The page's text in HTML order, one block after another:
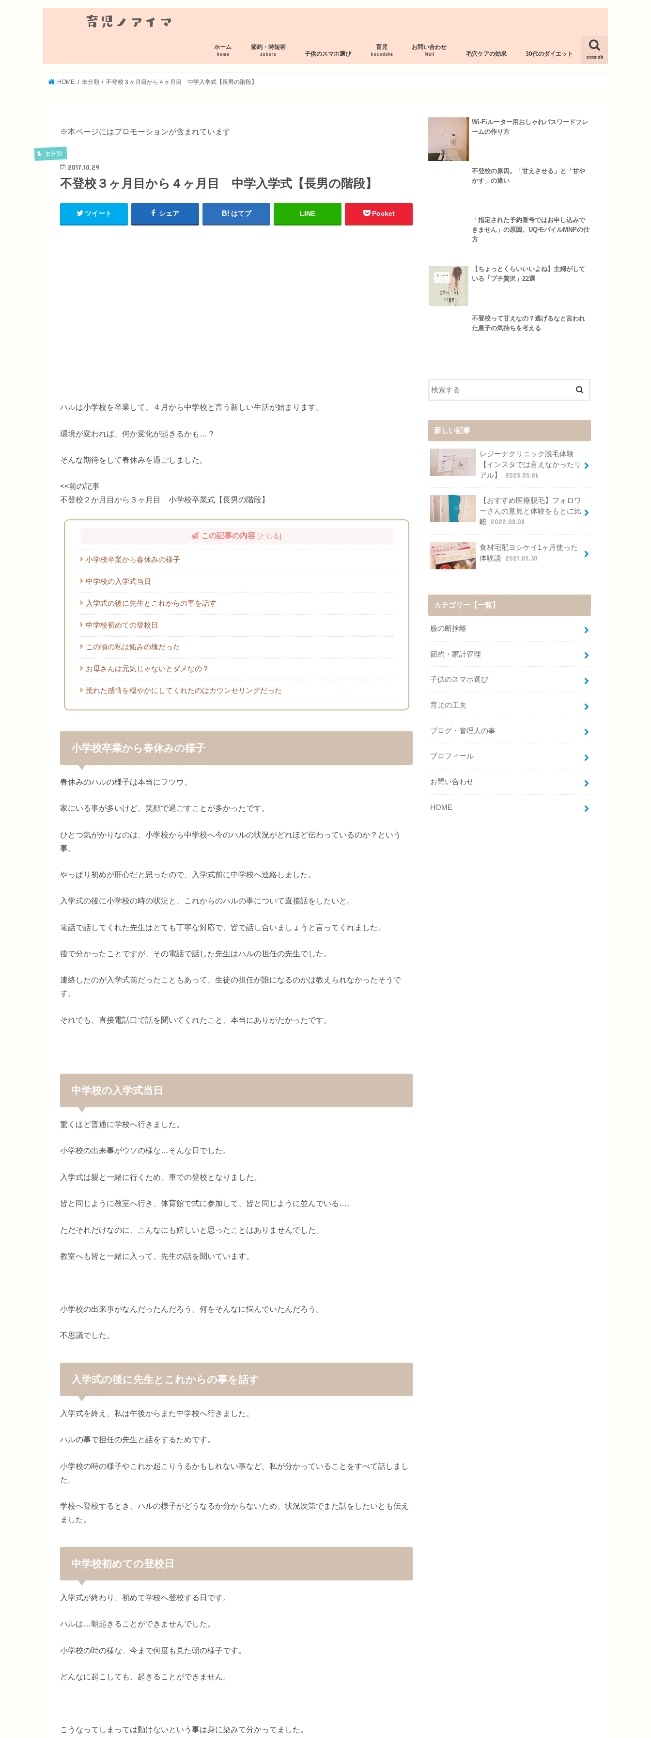
search
ホーム
home
節約・時短術
zubora 子供のスマホ選び
育児
kosodate
お問い合わせ
Mail 毛穴ケアの効果 30代のダイエット
HOME 未分類 不登校３ヶ月目から４ヶ月目 中学入学式【長男の階段】
※本ページにはプロモーションが含まれています
未分類
2017.10.29
不登校３ヶ月目から４ヶ月目 中学入学式【長男の階段】
ツイート シェア はてブ LINE Pocket
ハルは小学校を卒業して、４月から中学校と言う新しい生活が始まります。
環境が変われば、何か変化が起きるかも…？
そんな期待をして春休みを過ごしました。
<<前の記事
不登校２か月目から３ヶ月目 小学校卒業式【長男の階段】
この記事の内容 [とじる]
小学校卒業から春休みの様子
中学校の入学式当日
入学式の後に先生とこれからの事を話す
中学校初めての登校日
この頃の私は妬みの塊だった
お母さんは元気じゃないとダメなの？
荒れた感情を穏やかにしてくれたのはカウンセリングだった
小学校卒業から春休みの様子
春休みのハルの様子は本当にフツウ。
家にいる事が多いけど、笑顔で過ごすことが多かったです。
ひとつ気がかりなのは、小学校から中学校へ今のハルの状況がどれほど伝わっているのか？という
事。
やっぱり初めが肝心だと思ったので、入学式前に中学校へ連絡しました。
入学式の後に小学校の時の状況と、これからのハルの事について直接話をしたいと。
電話で話してくれた先生はとても丁寧な対応で、皆で話し合いましょうと言ってくれました。
後で分かったことですが、その電話で話した先生はハルの担任の先生でした。
連絡したのが入学式前だったこともあって、生徒の担任が誰になるのかは教えられなかったそうで
す。
それでも、直接電話口で話を聞いてくれたこと、本当にありがたかったです。
中学校の入学式当日
驚くほど普通に学校へ行きました。
小学校の出来事がウソの様な…そんな日でした。
入学式は親と一緒に行くため、車での登校となりました。
皆と同じように教室へ行き、体育館で式に参加して、皆と同じように並んでいる…。
ただそれだけなのに、こんなにも嬉しいと思ったことはありませんでした。
教室へも皆と一緒に入って、先生の話を聞いています。
小学校の出来事がなんだったんだろう。何をそんなに悩んでいたんだろう。
不思議でした。
入学式の後に先生とこれからの事を話す
入学式を終え、私は午後からまた中学校へ行きました。
ハルの事で担任の先生と話をするためです。
小学校の時の様子やこれか起こりうるかもしれない事など、私が分かっていることをすべて話しまし
た。
学校へ登校するとき、ハルの様子がどうなるか分からないため、状況次第でまた話をしたいとも伝え
ました。
中学校初めての登校日
入学式が終わり、初めて学校へ登校する日です。
ハルは…朝起きることができませんでした。
小学校の時の様な、今まで何度も見た朝の様子です。
どんなに起こしても、起きることができません。
こうなってしまっては動けないという事は身に染みて分かってました。
Wi-Fiルーター用おしゃれパスワードフレ
ームの作り方
不登校の原因。「甘えさせる」と「甘や
かす」の違い
「指定された予約番号ではお申し込みで
きません」の原因。UQモバイルMNPの仕
方
【ちょっとくらいいいよね】主婦がして
いる「プチ贅沢」22選
不登校って甘えなの？逃げるなと言われ
た息子の気持ちを考える
新しい記事
レジーナクリニック脱毛体験
【インスタでは言えなかったリ
アル】
2025.05.06
【おすすめ医療脱毛】フォロワ
ーさんの意見と体験をもとに比
較
2022.08.08
食材宅配ヨシケイ1ヶ月使った
体験談
2021.05.30
カテゴリー【一覧】
服の断捨離
節約・家計管理
子供のスマホ選び
育児の工夫
ブログ・管理人の事
プロフィール
お問い合わせ
HOME